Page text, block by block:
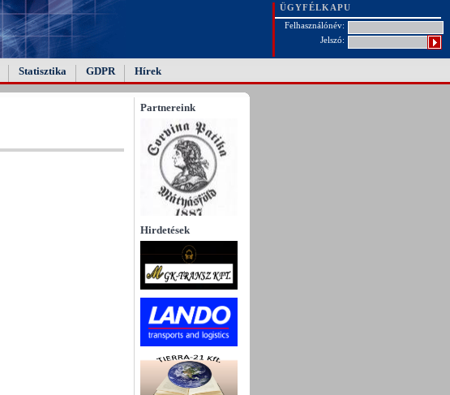
ÜGYFÉLKAPU
Felhasználónév:
Jelszó:
Statisztika GDPR Hírek
Partnereink
Hirdetések